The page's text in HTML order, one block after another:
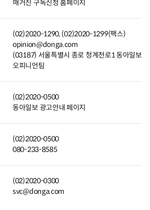
매거진 구독신청 홈페이지
(02)2020-1290, (02)2020-1299(팩스)
opinion@donga.com
(03187) 서울특별시 종로 청계천로1 동아일보
오피니언팀
(02)2020-0500
동아일보 광고안내 페이지
(02)2020-0500
080-233-8585
(02)2020-0300
svc@donga.com